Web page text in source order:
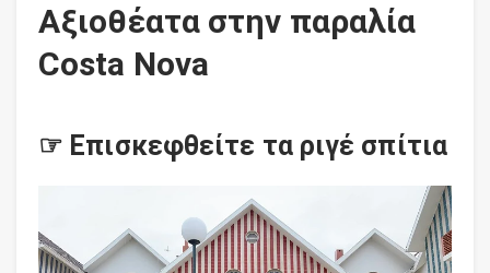
Αξιοθέατα στην παραλία
Costa Nova
☞ Επισκεφθείτε τα ριγέ σπίτια